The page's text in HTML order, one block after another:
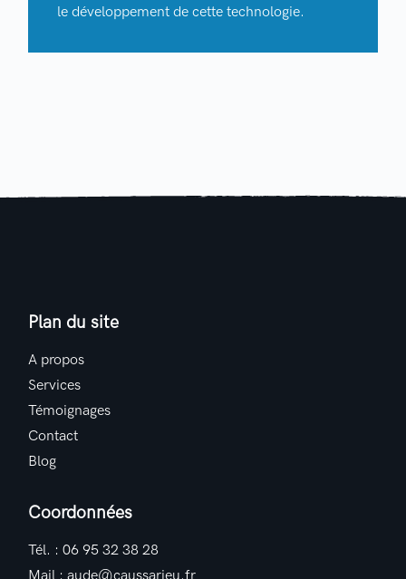
le développement de cette technologie.
Plan du site
A propos
Services
Témoignages
Contact
Blog
Coordonnées
Tél. :06 95 32 38 28